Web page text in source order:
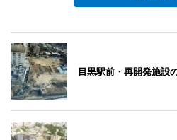
目黒駅前・再開発施設